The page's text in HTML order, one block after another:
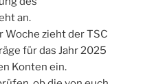
an.
zieht der TSC
für das Jahr 2025
Konten ein.